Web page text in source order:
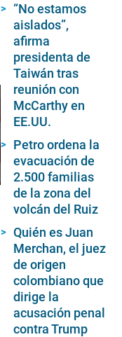
“No estamos
aislados”,
afirma
presidenta de
Taiwán tras
reunión con
McCarthy en
EE.UU.
Petro ordena la
evacuación de
2.500 familias
de la zona del
volcán del Ruiz
Quién es Juan
Merchan, el juez
de origen
colombiano que
dirige la
acusación penal
contra Trump